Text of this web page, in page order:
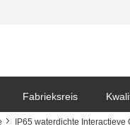
Fabrieksreis
IP65 waterdichte